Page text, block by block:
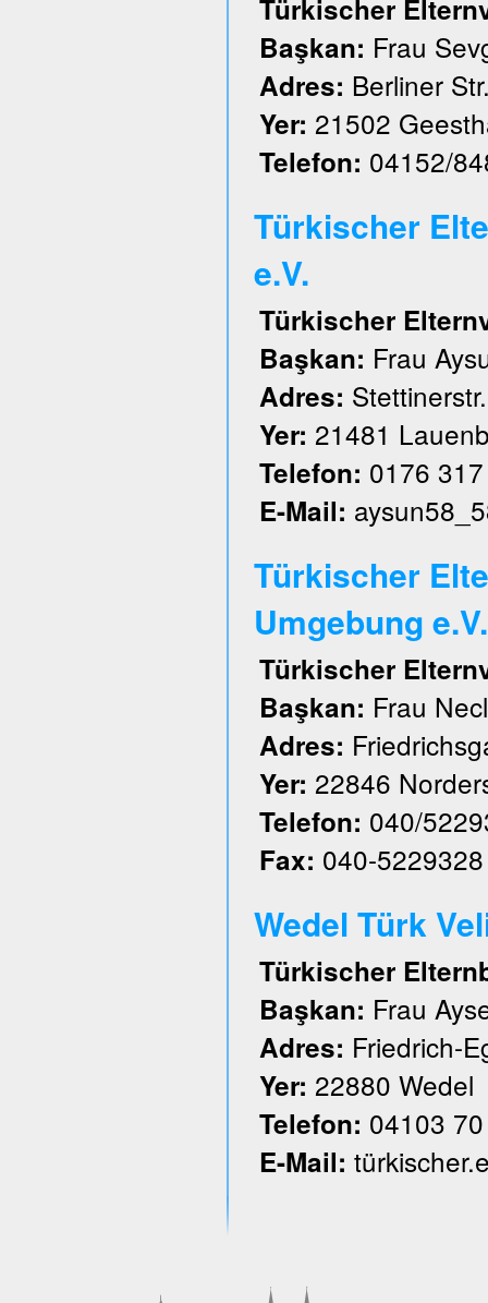
Türkischer
Başkan: Frau
Adres: Berliner
Yer: 21502
Telefon: 04152/
Türkischer
e.V.
Türkischer
Başkan: Frau
Adres:
Yer: 21481
Telefon: 0176
E-Mail:
Türkischer
Umgebung e.V.
Türkischer
Başkan: Frau
Adres:
Yer: 22846
Telefon: 040/
Fax: 040-5229328
Wedel Türk
Türkischer
Başkan: Frau
Adres: Friedrich-
Yer: 22880 Wedel
Telefon: 04103
E-Mail: